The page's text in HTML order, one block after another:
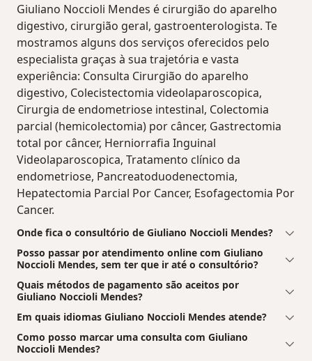
Giuliano Noccioli Mendes é cirurgião do aparelho
digestivo, cirurgião geral, gastroenterologista. Te
mostramos alguns dos serviços oferecidos pelo
especialista graças à sua trajetória e vasta
experiência: Consulta Cirurgião do aparelho
digestivo, Colecistectomia videolaparoscopica,
Cirurgia de endometriose intestinal, Colectomia
parcial (hemicolectomia) por câncer, Gastrectomia
total por câncer, Herniorrafia Inguinal
Videolaparoscopica, Tratamento clínico da
endometriose, Pancreatoduodenectomia,
Hepatectomia Parcial Por Cancer, Esofagectomia Por
Cancer.
Onde fica o consultório de Giuliano Noccioli Mendes?
Posso passar por atendimento online com Giuliano
Noccioli Mendes, sem ter que ir até o consultório?
Quais métodos de pagamento são aceitos por
Giuliano Noccioli Mendes?
Em quais idiomas Giuliano Noccioli Mendes atende?
Como posso marcar uma consulta com Giuliano
Noccioli Mendes?